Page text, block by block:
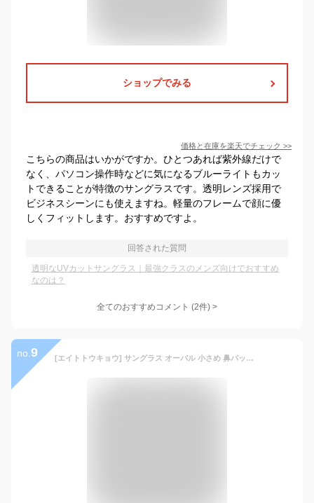
ショップでみる
価格と在庫を楽天でチェック >>
こちらの商品はいかがですか。ひとつあれば紫外線だけで
なく、パソコン操作時などに気になるブルーライトもカッ
トできることが特徴のサングラスです。透明レンズ採用で
ビジネスシーンにも使えますね。軽量のフレームで顔に優
しくフィットします。おすすめですよ。
回答された質問
透明なUVカットサングラス｜最強クラスのメンズ向けでおすすめ
なのは？
全てのおすすめコメント (2件) >
no. 9 [エイトトウキョウ] サングラス オーバル 小さめ 鼻パッド ノーズパッド UVカット スクエア メンズ レディース 運転用 スポーツ ブルーライトカット メガネ 伊達メガネ [ 鯖江メーカー企画 ] ブラック/クリア L4120-1